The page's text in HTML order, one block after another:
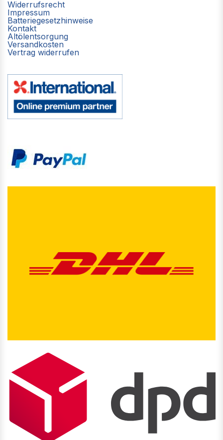
Widerrufsrecht
Impressum
Batteriegesetzhinweise
Kontakt
Altölentsorgung
Versandkosten
Vertrag widerrufen